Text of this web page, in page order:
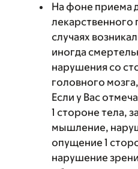
На фоне приема
лекарственного
случаях
иногда
нарушения со
головного
Если у Вас
1 стороне тела,
мышление,
опущение 1
нарушение